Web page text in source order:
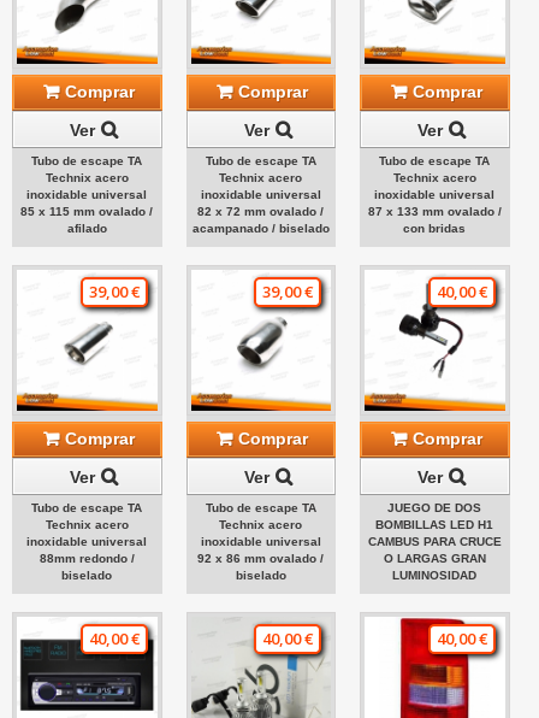
Comprar
Ver
Tubo de escape TA
Technix acero
inoxidable universal
85 x 115 mm ovalado /
afilado
Comprar
Ver
Tubo de escape TA
Technix acero
inoxidable universal
82 x 72 mm ovalado /
acampanado / biselado
Comprar
Ver
Tubo de escape TA
Technix acero
inoxidable universal
87 x 133 mm ovalado /
con bridas
39,00 €
Comprar
Ver
Tubo de escape TA
Technix acero
inoxidable universal
88mm redondo /
biselado
39,00 €
Comprar
Ver
Tubo de escape TA
Technix acero
inoxidable universal
92 x 86 mm ovalado /
biselado
40,00 €
Comprar
Ver
JUEGO DE DOS
BOMBILLAS LED H1
CAMBUS PARA CRUCE
O LARGAS GRAN
LUMINOSIDAD
40,00 € 40,00 € 40,00 €